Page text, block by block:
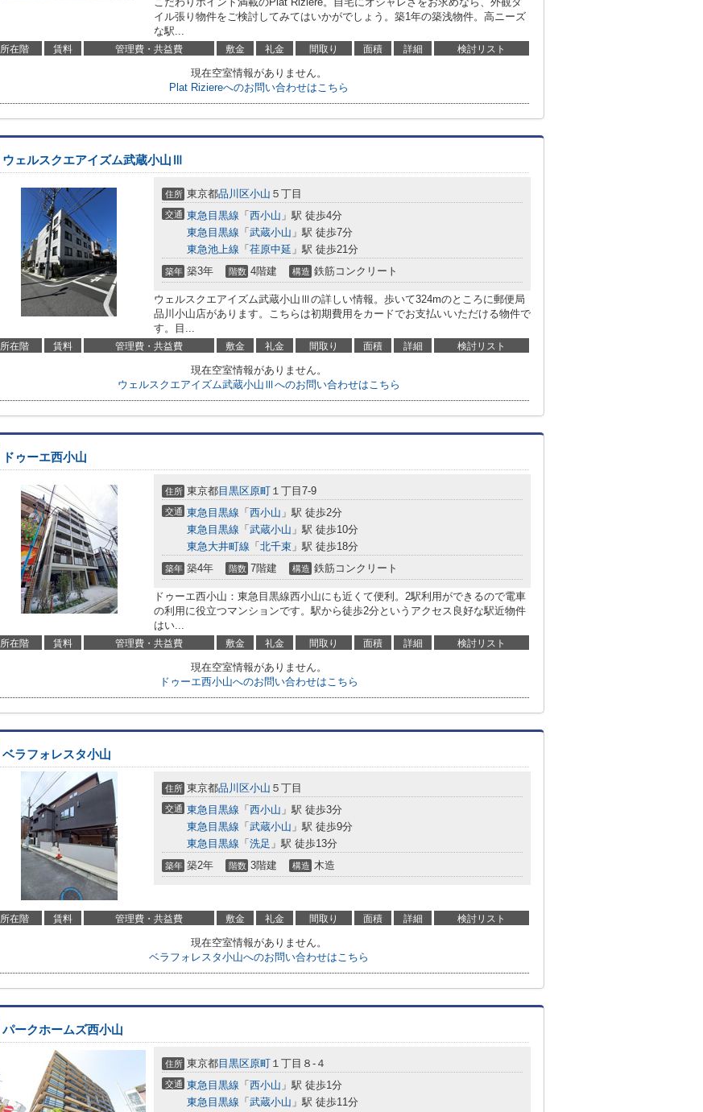
イル張り物件をご検討してみてはいかがでしょう。築1年の築浅物件。高ニーズ
な駅...
所在階 賃料 管理費・共益費 敷金 礼金 間取り 面積 詳細 検討リスト
現在空室情報がありません。
Plat Riziereへのお問い合わせはこちら
ウェルスクエアイズム武蔵小山Ⅲ
住所 東京都品川区小山 ５丁目
交通 東急目黒線 「 西小山 」駅 徒歩4分
東急目黒線 「 武蔵小山 」駅 徒歩7分
東急池上線 「 荏原中延 」駅 徒歩21分
築年 築3年 階数 4階建 構造 鉄筋コンクリート
ウェルスクエアイズム武蔵小山Ⅲの詳しい情報。歩いて324mのところに郵便局
品川小山店があります。こちらは初期費用をカードでお支払いいただける物件で
す。目...
所在階 賃料 管理費・共益費 敷金 礼金 間取り 面積 詳細 検討リスト
現在空室情報がありません。
ウェルスクエアイズム武蔵小山Ⅲへのお問い合わせはこちら
ドゥーエ西小山
住所 東京都目黒区原町 １丁目7-9
交通 東急目黒線 「 西小山 」駅 徒歩2分
東急目黒線 「 武蔵小山 」駅 徒歩10分
東急大井町線 「 北千束 」駅 徒歩18分
築年 築4年 階数 7階建 構造 鉄筋コンクリート
ドゥーエ西小山：東急目黒線西小山にも近くて便利。2駅利用ができるので電車
の利用に役立つマンションです。駅から徒歩2分というアクセス良好な駅近物件
はい...
所在階 賃料 管理費・共益費 敷金 礼金 間取り 面積 詳細 検討リスト
現在空室情報がありません。
ドゥーエ西小山へのお問い合わせはこちら
ベラフォレスタ小山
住所 東京都品川区小山 ５丁目
交通 東急目黒線 「 西小山 」駅 徒歩3分
東急目黒線 「 武蔵小山 」駅 徒歩9分
東急目黒線 「 洗足 」駅 徒歩13分
築年 築2年 階数 3階建 構造 木造
所在階 賃料 管理費・共益費 敷金 礼金 間取り 面積 詳細 検討リスト
現在空室情報がありません。
ベラフォレスタ小山へのお問い合わせはこちら
パークホームズ西小山
住所 東京都目黒区原町 １丁目８-４
交通 東急目黒線 「 西小山 」駅 徒歩1分
東急目黒線 「 武蔵小山 」駅 徒歩11分